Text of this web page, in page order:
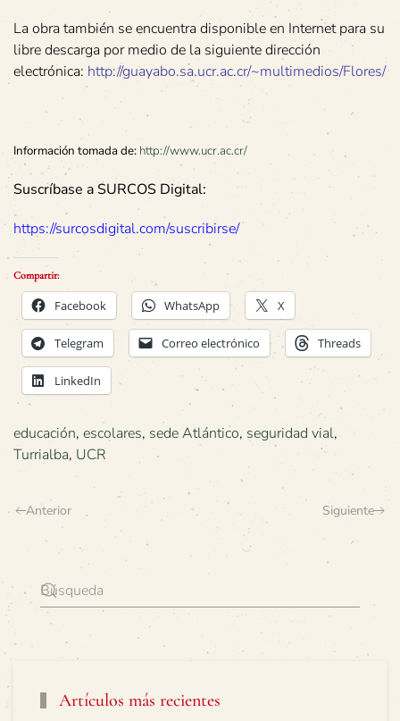
La obra también se encuentra disponible en Internet para su
libre descarga por medio de la siguiente dirección
electrónica: http://guayabo.sa.ucr.ac.cr/~multimedios/Flores/
Información tomada de: http://www.ucr.ac.cr/
Suscríbase a SURCOS Digital:
https://surcosdigital.com/suscribirse/
Compartir:
Facebook WhatsApp X
Telegram Correo electrónico Threads
LinkedIn
educación, escolares, sede Atlántico, seguridad vial,
Turrialba, UCR
Anterior Siguiente
Artículos más recientes